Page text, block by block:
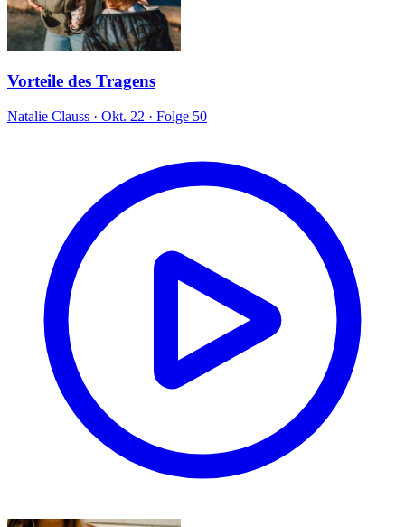
Vorteile des Tragens
Natalie Clauss · Okt. 22 · Folge 50